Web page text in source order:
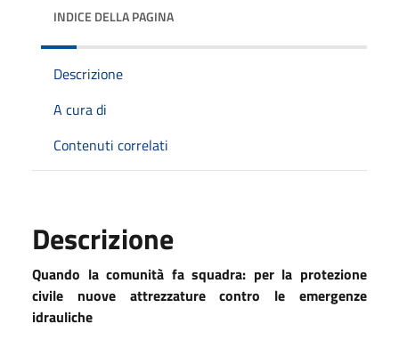
INDICE DELLA PAGINA
Descrizione
A cura di
Contenuti correlati
Descrizione
Quando la comunità fa squadra: per la protezione
civile nuove attrezzature contro le emergenze
idrauliche